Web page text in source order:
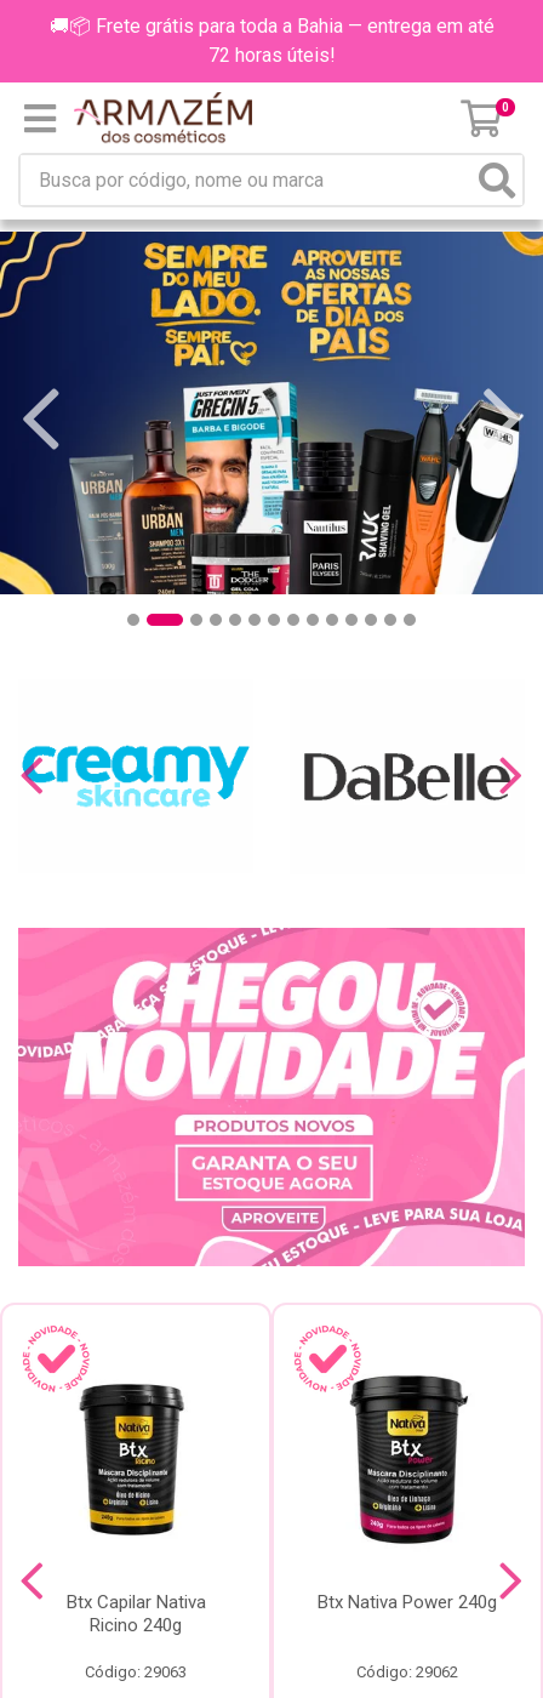
🚚📦 Frete grátis para toda a Bahia — entrega em até
72 horas úteis!
0
Btx Capilar Nativa
Ricino 240g
Código: 29063
Btx Nativa Power 240g
Código: 29062